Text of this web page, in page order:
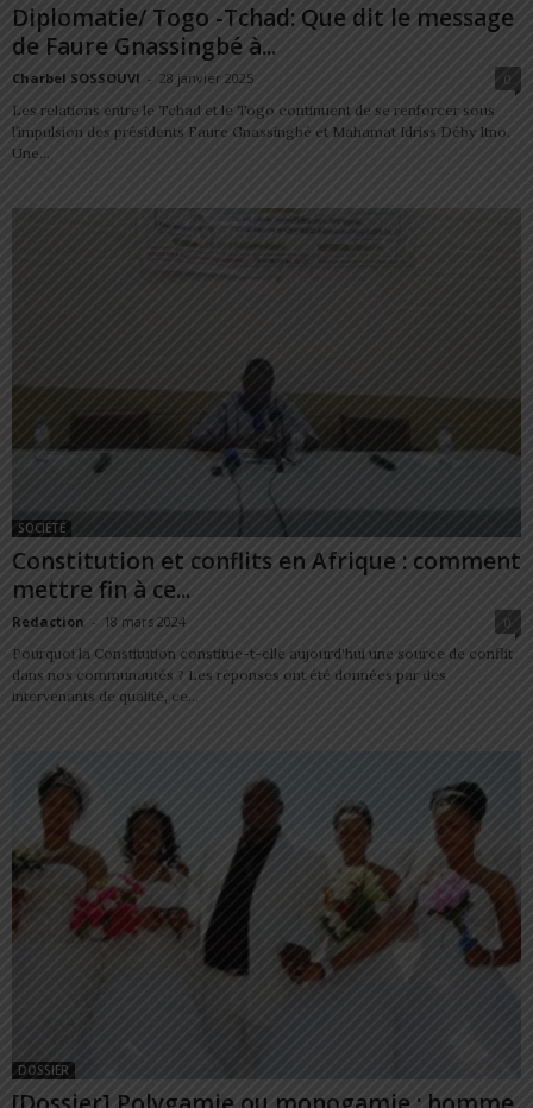
Diplomatie/ Togo -Tchad: Que dit le message
de Faure Gnassingbé à...
Charbel SOSSOUVI - 28 janvier 2025
0
Les relations entre le Tchad et le Togo continuent de se renforcer sous
l’impulsion des présidents Faure Gnassingbé et Mahamat Idriss Déby Itno.
Une...
SOCIÉTÉ
Constitution et conflits en Afrique : comment
mettre fin à ce...
Redaction - 18 mars 2024
0
Pourquoi la Constitution constitue-t-elle aujourd'hui une source de conflit
dans nos communautés ? Les réponses ont été données par des
intervenants de qualité, ce...
DOSSIER